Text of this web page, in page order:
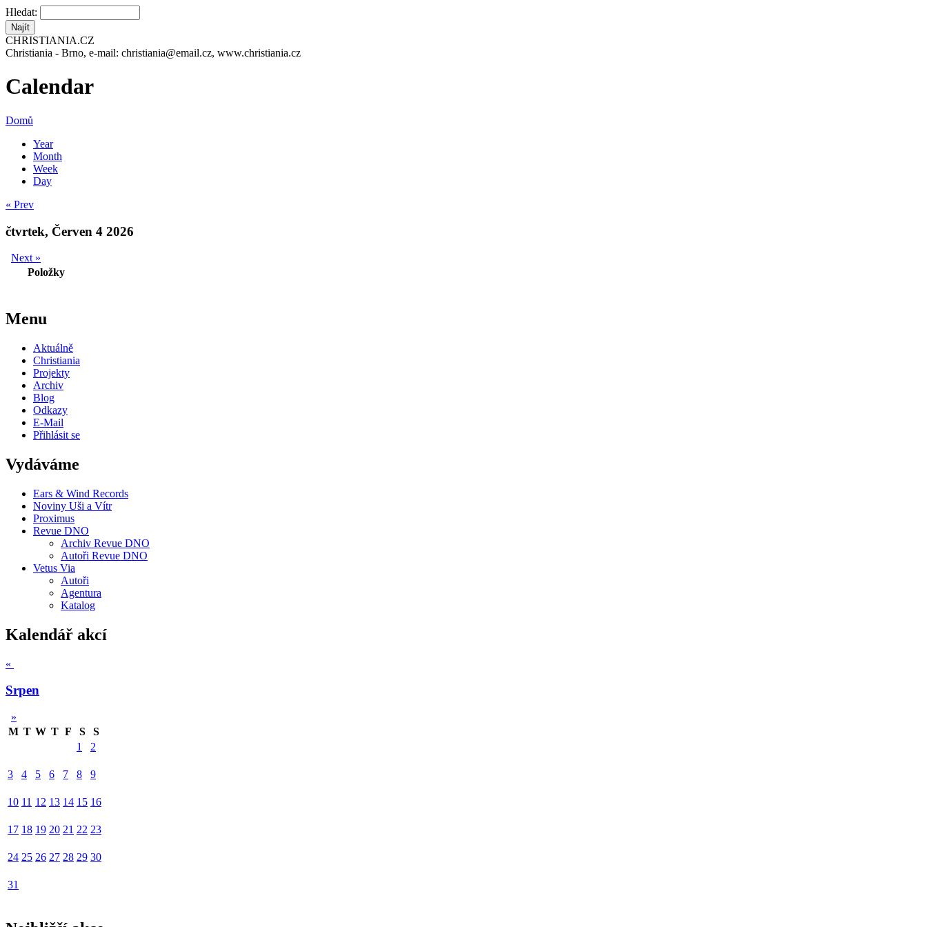
Hledat:
CHRISTIANIA.CZ
Christiania - Brno, e-mail: christiania@email.cz, www.christiania.cz
Calendar
Domů
Year
Month
Week
Day
« Prev
čtvrtek, Červen 4 2026
Next »
Položky
Menu
Aktuálně
Christiania
Projekty
Archiv
Blog
Odkazy
E-Mail
Přihlásit se
Vydáváme
Ears & Wind Records
Noviny Uši a Vítr
Proximus
Revue DNO
Archiv Revue DNO
Autoři Revue DNO
Vetus Via
Autoři
Agentura
Katalog
Kalendář akcí
«
Srpen
»
M T W T F S
S
1
2
3 4 5 6 7 8 9
10 11 12 13 14 15 16
17 18 19 20 21 22 23
24 25 26 27 28 29 30
31